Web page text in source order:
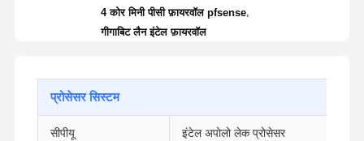
4 कोर मिनी पीसी फ़ायरवॉल pfsense
गीगाबिट लैन इंटेल फ़ायरवॉल
प्रोसेसर सिस्टम
सीपीयू इंटेल अपोलो लेक प्रोसेसर